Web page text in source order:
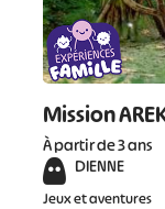
Mission
À partir de 3 ans
DIENNE
Jeux et aventures